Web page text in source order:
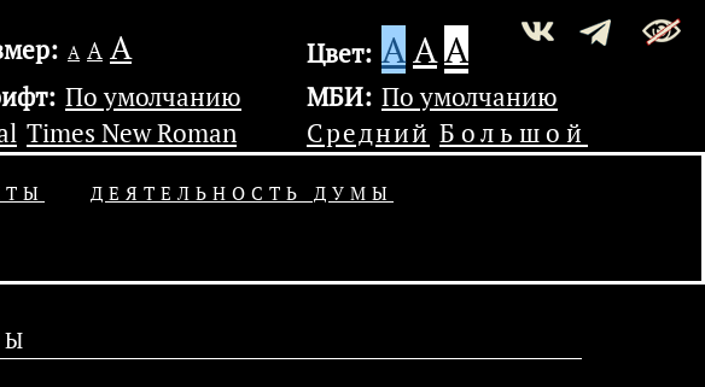
А А А Цвет: AAA
По умолчанию
Times New Roman
МБИ: По умолчанию
Средний Большой
ДЕЯТЕЛЬНОСТЬ ДУМЫ